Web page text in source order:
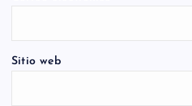
Sitio web